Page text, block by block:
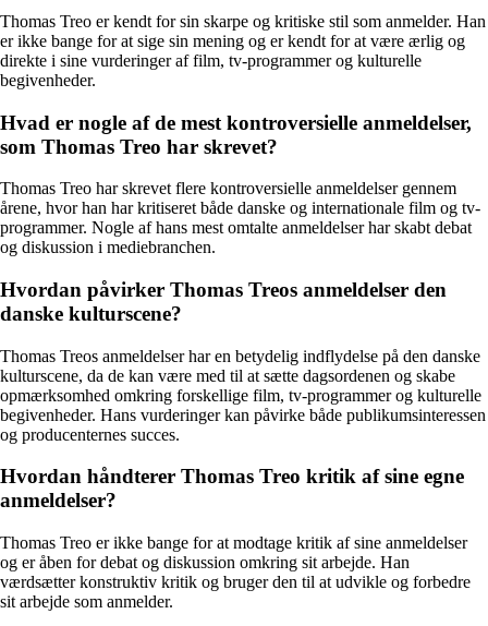
Thomas Treo er kendt for sin skarpe og kritiske stil som anmelder. Han
er ikke bange for at sige sin mening og er kendt for at være ærlig og
direkte i sine vurderinger af film, tv-programmer og kulturelle
begivenheder.
Hvad er nogle af de mest kontroversielle anmeldelser,
som Thomas Treo har skrevet?
Thomas Treo har skrevet flere kontroversielle anmeldelser gennem
årene, hvor han har kritiseret både danske og internationale film og tv-
programmer. Nogle af hans mest omtalte anmeldelser har skabt debat
og diskussion i mediebranchen.
Hvordan påvirker Thomas Treos anmeldelser den
danske kulturscene?
Thomas Treos anmeldelser har en betydelig indflydelse på den danske
kulturscene, da de kan være med til at sætte dagsordenen og skabe
opmærksomhed omkring forskellige film, tv-programmer og kulturelle
begivenheder. Hans vurderinger kan påvirke både publikumsinteressen
og producenternes succes.
Hvordan håndterer Thomas Treo kritik af sine egne
anmeldelser?
Thomas Treo er ikke bange for at modtage kritik af sine anmeldelser
og er åben for debat og diskussion omkring sit arbejde. Han
værdsætter konstruktiv kritik og bruger den til at udvikle og forbedre
sit arbejde som anmelder.